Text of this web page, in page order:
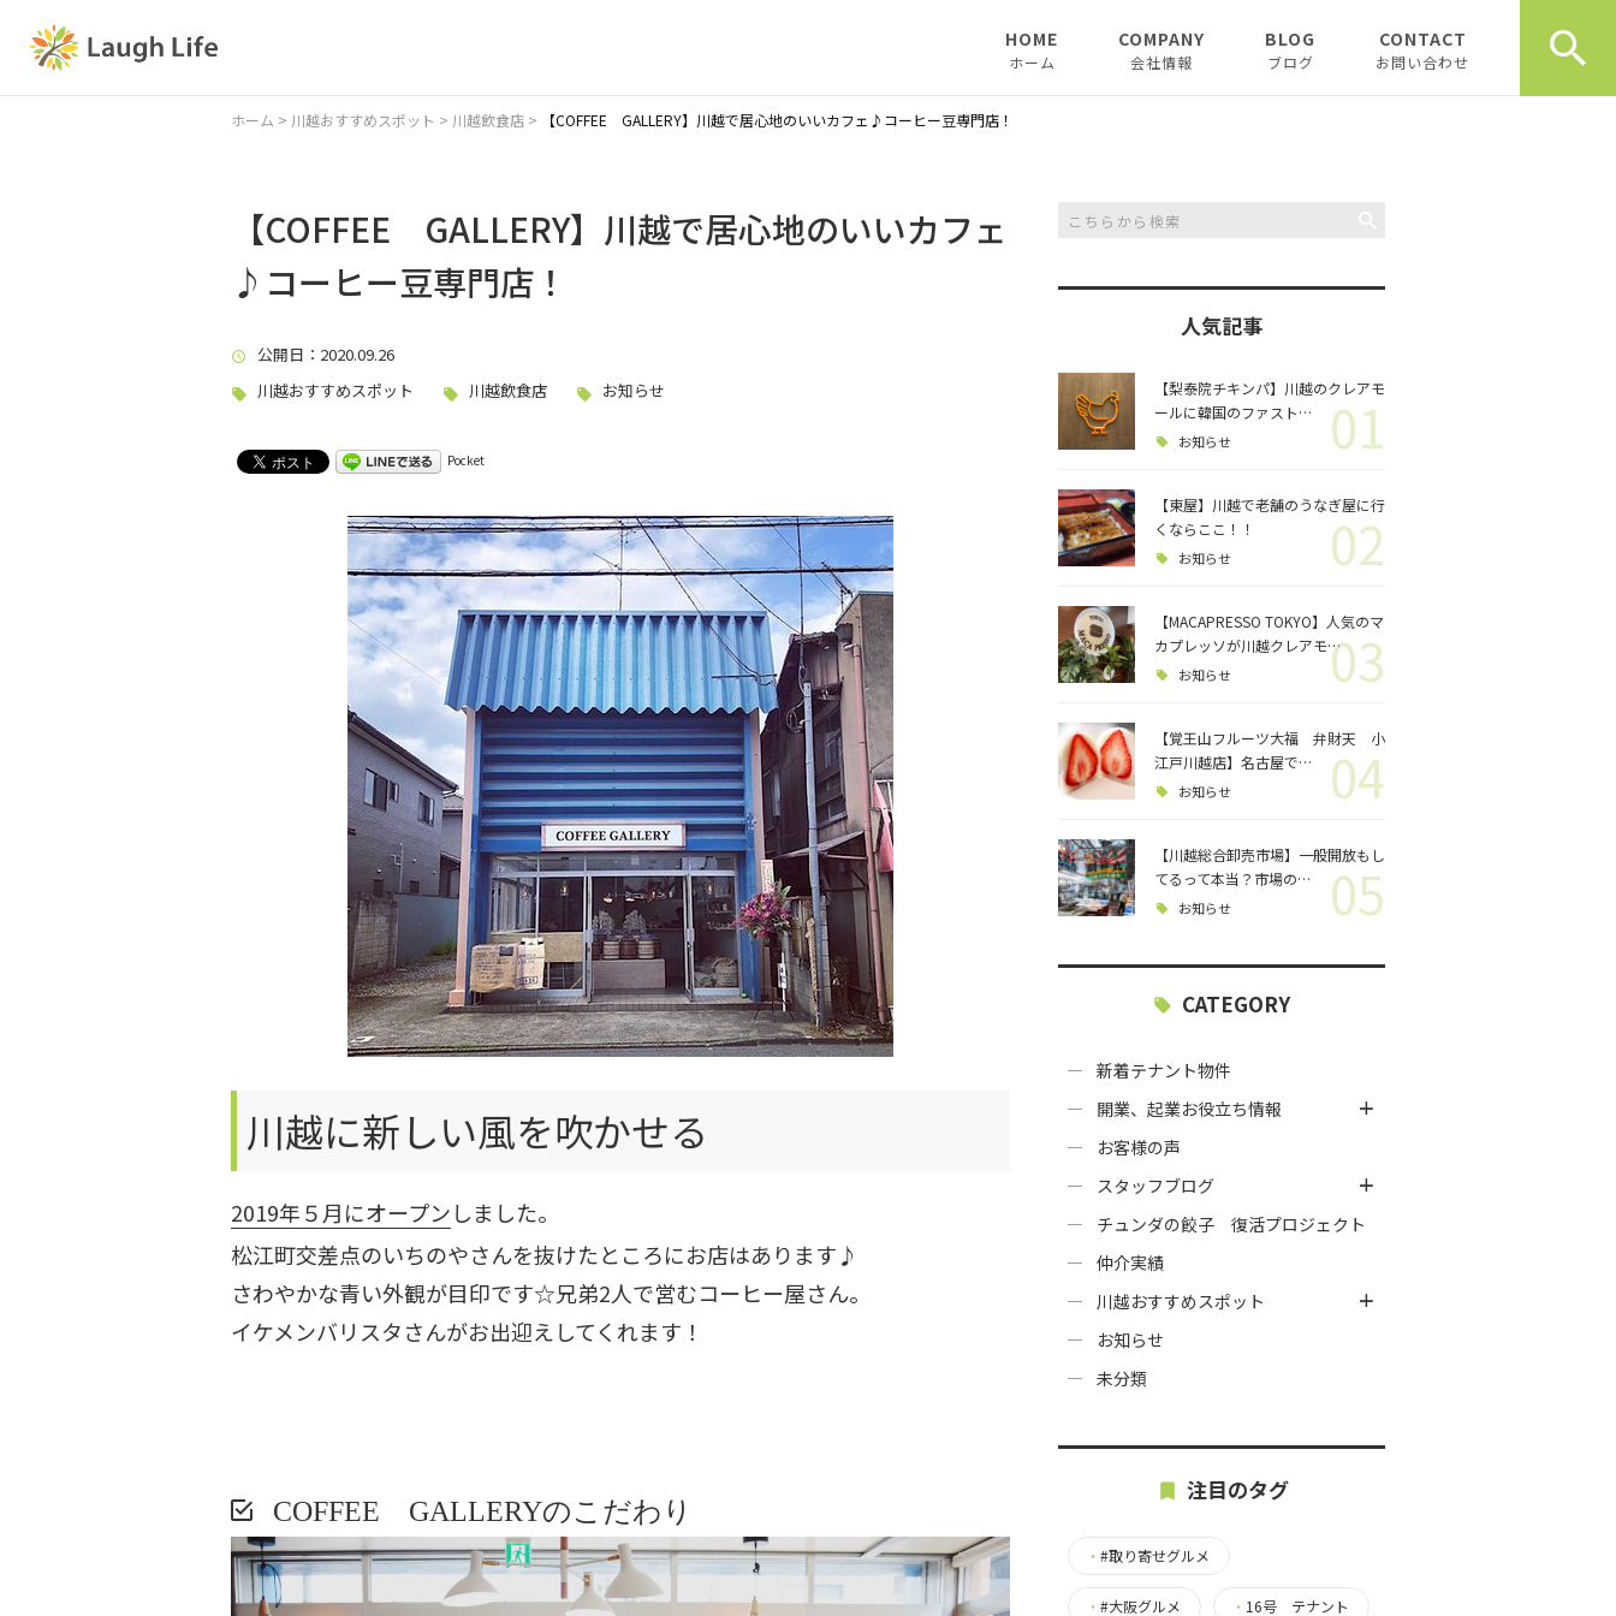
HOME
ホーム
COMPANY
会社情報
BLOG
ブログ
開業、起業お役立ち情報
スタッフブログ
チュンダの餃子 復活プ
ロジェクト
CONTACT
お問い合わせ
ホーム > 川越おすすめスポット > 川越飲食店 > 【COFFEE GALLERY】川越で居心地のいいカフェ♪コーヒー豆専門店！
【COFFEE GALLERY】川越で居心地のいいカフェ
♪コーヒー豆専門店！
公開日 ：2020.09.26
川越おすすめスポット
川越飲食店 お知らせ
Pocket
川越に新しい風を吹かせる
2019年５月にオープンしました。
松江町交差点のいちのやさんを抜けたところにお店はあります♪
さわやかな青い外観が目印です☆兄弟2人で営むコーヒー屋さん。
イケメンバリスタさんがお出迎えしてくれます！
COFFEE GALLERYのこだわり
人気記事
【梨泰院チキンパ】川越のクレアモ
ールに韓国のファスト…
お知らせ 01
【東屋】川越で老舗のうなぎ屋に行
くならここ！！
お知らせ 02
【MACAPRESSO TOKYO】人気のマ
カプレッソが川越クレアモ…
お知らせ 03
【覚王山フルーツ大福 弁財天 小
江戸川越店】名古屋で…
お知らせ 04
【川越総合卸売市場】一般開放もし
てるって本当？市場の…
お知らせ 05
CATEGORY
新着テナント物件
開業、起業お役立ち情報
お客様の声
スタッフブログ
チュンダの餃子 復活プロジェクト
仲介実績
川越おすすめスポット
お知らせ
未分類
注目のタグ
・ #取り寄せグルメ
・ #大阪グルメ ・ 16号 テナント